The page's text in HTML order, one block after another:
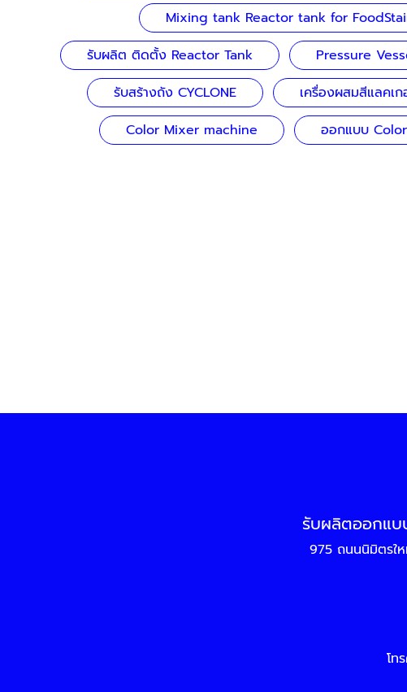
Mixing tank Reactor tank for
รับผลิต ติดตั้ง Reactor Tank
Pressure
รับสร้างถัง CYCLONE
เครื่องผสมสีแลคเก
Color Mixer machine
ออกแบบ
รับผลิตออกแบ
975 ถนนนิมิตรใ
โท